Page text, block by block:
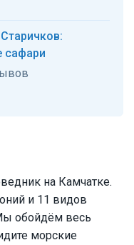
на Камчатке.
и 11 видов
обойдём весь
морские
сафари